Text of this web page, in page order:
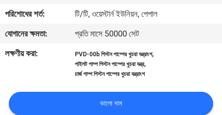
যোগাযোগ
করুন
খবর
কেস
পরিশোধের শর্ত:
টি/টি, ওয়েস্টার্ন ইউনিয়ন, পেপাল
যোগানের ক্ষমতা:
প্রতি মাসে 50000 সেট
লক্ষণীয় করা:
PVD-00b পিস্টন পাম্পের খুচরা যন্ত্রাংশ,
পাইলট পাম্প পিস্টন পাম্পের খুচরা যন্ত্র,
চার্জ পাম্প পিস্টন পাম্পের খুচরা যন্ত্রাংশ
ভালো দাম